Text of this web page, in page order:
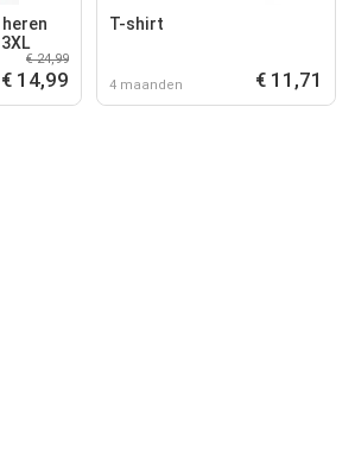
€ 24,99
€ 14,99
T-shirt
4 maanden € 11,71